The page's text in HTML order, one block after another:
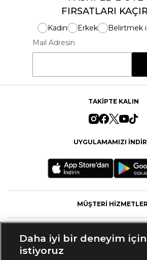
FIRSATLARI
Kadın Erkek
Belirtmek
Mail Adresin
TAKİPTE KALIN
UYGULAMAMIZI
MÜŞTERİ
Daha iyi bir deneyim
istiyoruz